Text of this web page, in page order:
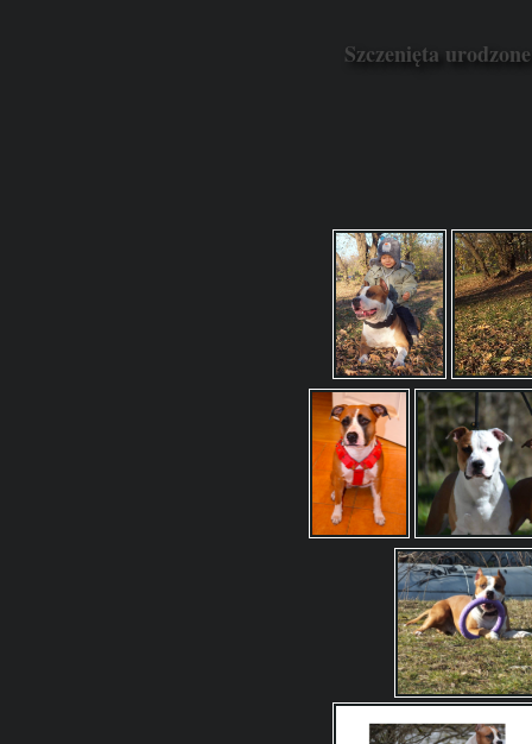
Szczenięta